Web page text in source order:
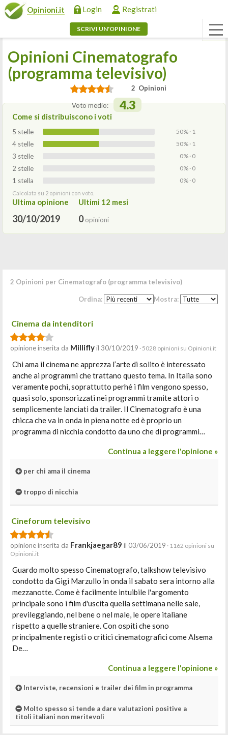
Opinioni.it Login Registrati
SCRIVI UN'OPINIONE
Opinioni Cinematografo
(programma televisivo)
2 Opinioni
Voto medio: 4.3
Come si distribuiscono i voti
5 stelle 50% · 1
4 stelle 50% · 1
3 stelle 0% · 0
2 stelle 0% · 0
1 stella 0% · 0
Calcolata su 2 opinioni con voto.
Ultima opinione
30/10/2019
Ultimi 12 mesi
0opinioni
2 Opinioni per Cinematografo (programma televisivo)
Ordina: Mostra:
Cinema da intenditori
opinione inserita da Milliflyil 30/10/2019 · 5028 opinioni su Opinioni.it
Chi ama il cinema ne apprezza l’arte di solito è interessato
anche ai programmi che trattano questo tema. In Italia sono
veramente pochi, soprattutto perhé i film vengono spesso,
quasi solo, sponsorizzati nei programmi tramite attori o
semplicemente lanciati da trailer. Il Cinematografo è una
chicca che va in onda in piena notte ed è proprio un
programma di nicchia condotto da uno che di programmi…
Continua a leggere l'opinione »
per chi ama il cinema
troppo di nicchia
Cineforum televisivo
opinione inserita da Frankjaegar89 il 03/06/2019 · 1162 opinioni su
Opinioni.it
Guardo molto spesso Cinematografo, talkshow televisivo
condotto da Gigi Marzullo in onda il sabato sera intorno alla
mezzanotte. Come è facilmente intuibile l'argomento
principale sono i film d'uscita quella settimana nelle sale,
previleggiando, nel bene o nel male, le opere italiane
rispetto a quelle straniere. Con ospiti che sono
principalmente registi o critici cinematografici come Alsema
De…
Continua a leggere l'opinione »
Interviste, recensioni e trailer dei film in programma
Molto spesso si tende a dare valutazioni positive a
titoli italiani non meritevoli